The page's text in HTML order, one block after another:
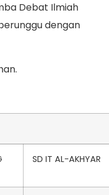
Debat Ilmiah
dengan
SD IT AL-AKHYAR